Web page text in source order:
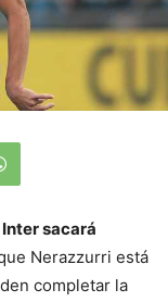
sacará
Nerazzurri está
completar la